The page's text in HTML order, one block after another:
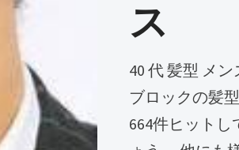
ス
40 代 髪型 メンズ ツー ブロック マッシュ. メンズ/40代/ツー
ブロックの髪
664件ヒット